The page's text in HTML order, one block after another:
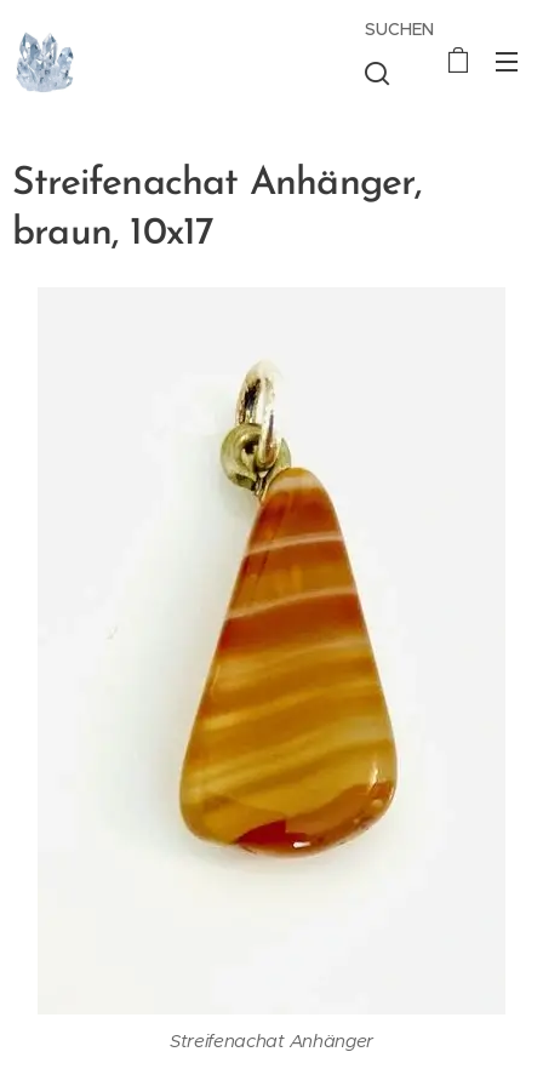
SUCHEN
Streifenachat Anhänger,
braun, 10x17
Streifenachat Anhänger